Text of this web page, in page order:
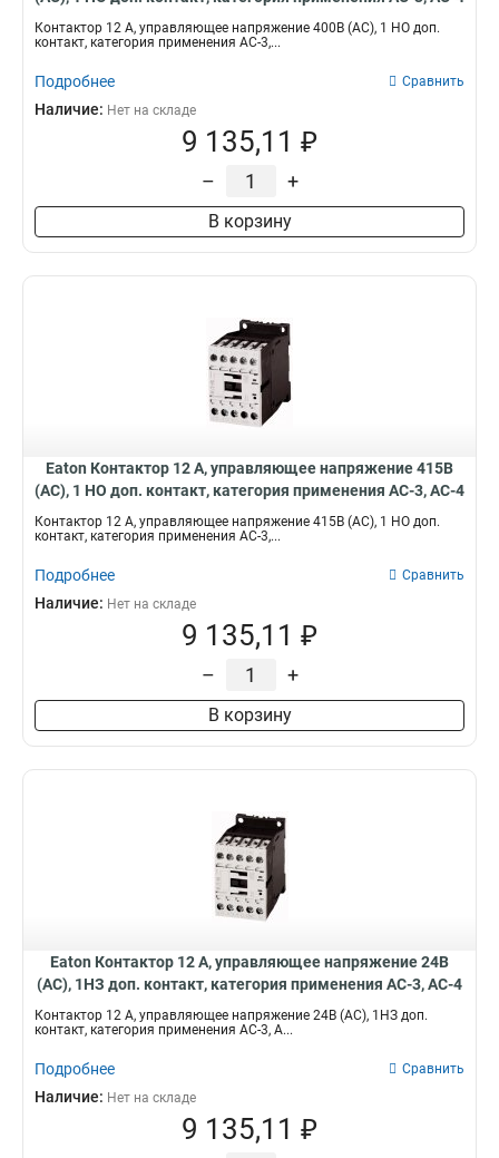
DILM12-10(400V50HZ,440V60HZ)
Контактор 12 А, управляющее напряжение 400В (АС), 1 НО доп.
контакт, категория применения AC-3,...
Подробнее Сравнить
Наличие: Нет на складе
9 135,11 ₽
– +
В корзину
Eaton Контактор 12 А, управляющее напряжение 415В
(АС), 1 НО доп. контакт, категория применения AC-3, AC-4
DILM12-10(415V50HZ,480V60HZ)
Контактор 12 А, управляющее напряжение 415В (АС), 1 НО доп.
контакт, категория применения AC-3,...
Подробнее Сравнить
Наличие: Нет на складе
9 135,11 ₽
– +
В корзину
Eaton Контактор 12 А, управляющее напряжение 24В
(АС), 1НЗ доп. контакт, категория применения AC-3, AC-4
DILM12-01(24V50HZ)
Контактор 12 А, управляющее напряжение 24В (АС), 1НЗ доп.
контакт, категория применения AC-3, A...
Подробнее Сравнить
Наличие: Нет на складе
9 135,11 ₽